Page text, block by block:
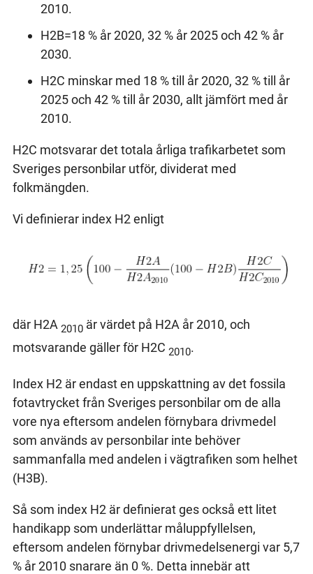
2010.
H2B=18 % år 2020, 32 % år 2025 och 42 % år
2030.
H2C minskar med 18 % till år 2020, 32 % till år
2025 och 42 % till år 2030, allt jämfört med år
2010.
H2C motsvarar det totala årliga trafikarbetet som
Sveriges personbilar utför, dividerat med
folkmängden.
Vi definierar index H2 enligt
där H2A 2010är värdet på H2A år 2010, och
motsvarande gäller för H2C 2010.
Index H2 är endast en uppskattning av det fossila
fotavtrycket från Sveriges personbilar om de alla
vore nya eftersom andelen förnybara drivmedel
som används av personbilar inte behöver
sammanfalla med andelen i vägtrafiken som helhet
(H3B).
Så som index H2 är definierat ges också ett litet
handikapp som underlättar måluppfyllelsen,
eftersom andelen förnybar drivmedelsenergi var 5,7
% år 2010 snarare än 0 %. Detta innebär att